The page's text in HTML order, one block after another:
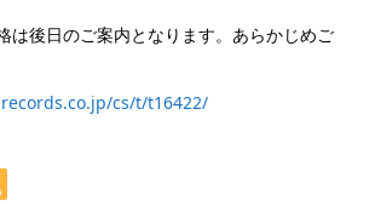
は後日のご案内となります。あらかじめご
cs/t/t16422/